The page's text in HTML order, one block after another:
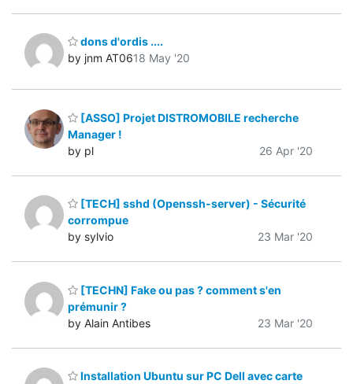
dons d'ordis ....
by jnm AT0618 May '20
[ASSO] Projet DISTROMOBILE recherche
Manager !
by pl
26 Apr '20
[TECH] sshd (Openssh-server) - Sécurité
corrompue
by sylvio
23 Mar '20
[TECHN] Fake ou pas ? comment s'en
prémunir ?
by Alain Antibes
23 Mar '20
Installation Ubuntu sur PC Dell avec carte